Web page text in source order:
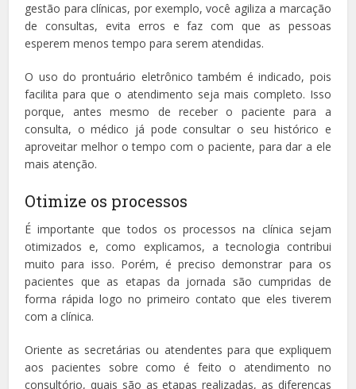
gestão para clínicas, por exemplo, você agiliza a marcação
de consultas, evita erros e faz com que as pessoas
esperem menos tempo para serem atendidas.
O uso do prontuário eletrônico também é indicado, pois
facilita para que o atendimento seja mais completo. Isso
porque, antes mesmo de receber o paciente para a
consulta, o médico já pode consultar o seu histórico e
aproveitar melhor o tempo com o paciente, para dar a ele
mais atenção.
Otimize os processos
É importante que todos os processos na clínica sejam
otimizados e, como explicamos, a tecnologia contribui
muito para isso. Porém, é preciso demonstrar para os
pacientes que as etapas da jornada são cumpridas de
forma rápida logo no primeiro contato que eles tiverem
com a clínica.
Oriente as secretárias ou atendentes para que expliquem
aos pacientes sobre como é feito o atendimento no
consultório, quais são as etapas realizadas, as diferenças